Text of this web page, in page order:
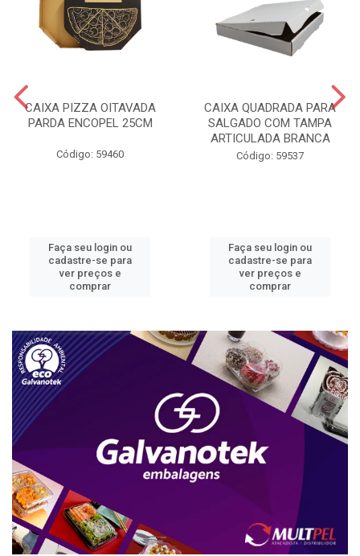
CAIXA PIZZA OITAVADA
PARDA ENCOPEL 25CM
Código: 59460
Faça seu login ou
cadastre-se para
ver preços e
comprar
CAIXA QUADRADA PARA
SALGADO COM TAMPA
ARTICULADA BRANCA
Código: 59537
Faça seu login ou
cadastre-se para
ver preços e
comprar